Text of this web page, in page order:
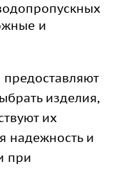
и
изделия,
их
надежность и
при